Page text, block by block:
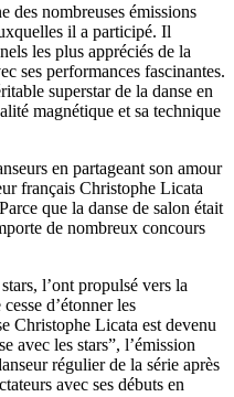
des nombreuses émissions
il a participé. Il
les plus appréciés de la
ses performances fascinantes.
superstar de la danse en
magnétique et sa technique
en partageant son amour
français Christophe Licata
que la danse de salon était
de nombreux concours
l’ont propulsé vers la
d’étonner les
Christophe Licata est devenu
avec les stars”, l’émission
régulier de la série après
avec ses débuts en